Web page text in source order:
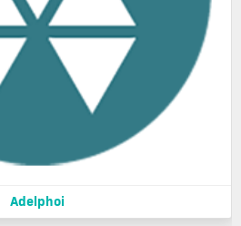
Adelphoi